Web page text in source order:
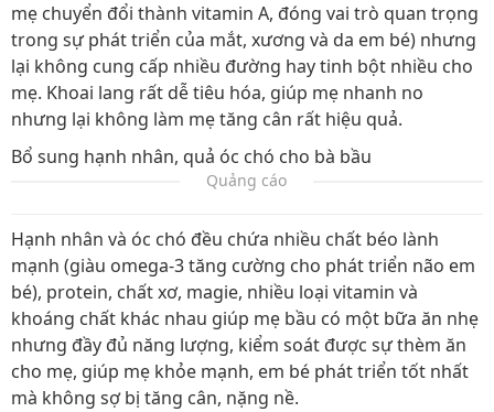
mẹ chuyển đổi thành vitamin A, đóng vai trò quan trọng
trong sự phát triển của mắt, xương và da em bé) nhưng
lại không cung cấp nhiều đường hay tinh bột nhiều cho
mẹ. Khoai lang rất dễ tiêu hóa, giúp mẹ nhanh no
nhưng lại không làm mẹ tăng cân rất hiệu quả.
Bổ sung hạnh nhân, quả óc chó cho bà bầu
Quảng cáo
Hạnh nhân và óc chó đều chứa nhiều chất béo lành
mạnh (giàu omega-3 tăng cường cho phát triển não em
bé), protein, chất xơ, magie, nhiều loại vitamin và
khoáng chất khác nhau giúp mẹ bầu có một bữa ăn nhẹ
nhưng đầy đủ năng lượng, kiểm soát được sự thèm ăn
cho mẹ, giúp mẹ khỏe mạnh, em bé phát triển tốt nhất
mà không sợ bị tăng cân, nặng nề.